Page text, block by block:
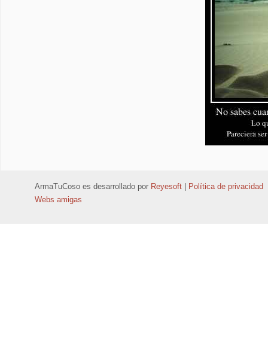
ArmaTuCoso es desarrollado por Reyesoft
Política de privacidad
Webs amigas